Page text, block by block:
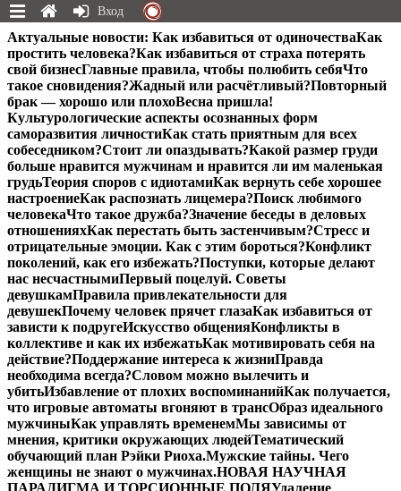
Перейти
к
содержимому
Актуальные новости: Как избавиться от одиночестваКак
простить человека?Как избавиться от страха потерять
свой бизнесГлавные правила, чтобы полюбить себяЧто
такое сновидения?Жадный или расчётливый?Повторный
брак — хорошо или плохоВесна пришла!
Культурологические аспекты осознанных форм
саморазвития личностиКак стать приятным для всех
собеседником?Стоит ли опаздывать?Какой размер груди
больше нравится мужчинам и нравится ли им маленькая
грудьТеория споров с идиотамиКак вернуть себе хорошее
настроениеКак распознать лицемера?Поиск любимого
человекаЧто такое дружба?Значение беседы в деловых
отношенияхКак перестать быть застенчивым?Стресс и
отрицательные эмоции. Как с этим бороться?Конфликт
поколений, как его избежать?Поступки, которые делают
нас несчастнымиПервый поцелуй. Советы
девушкамПравила привлекательности для
девушекПочему человек прячет глазаКак избавиться от
зависти к подругеИскусство общенияКонфликты в
коллективе и как их избежатьКак мотивировать себя на
действие?Поддержание интереса к жизниПравда
необходима всегда?Словом можно вылечить и
убитьИзбавление от плохих воспоминанийКак получается,
что игровые автоматы вгоняют в трансОбраз идеального
мужчиныКак управлять временемМы зависимы от
мнения, критики окружающих людейТематический
обучающий план Рэйки Риоха.Мужские тайны. Чего
женщины не знают о мужчинах.НОВАЯ НАУЧНАЯ
ПАРАДИГМА И ТОРСИОННЫЕ ПОЛЯУдаление
Вход